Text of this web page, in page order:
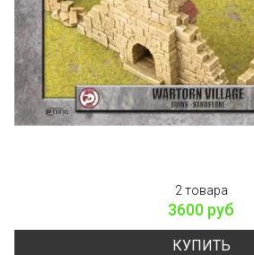
2 товара
3600 руб
КУПИТЬ